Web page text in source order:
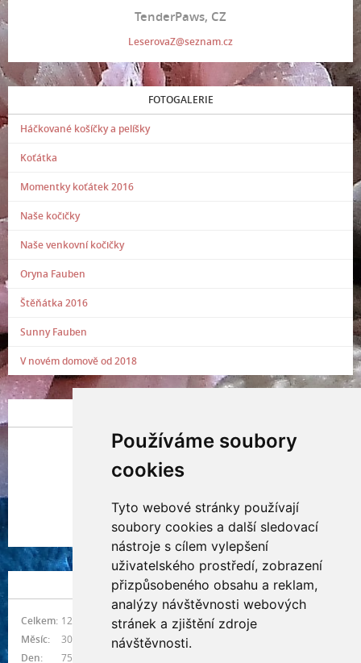
Používáme soubory
cookies
Tyto webové stránky používají
soubory cookies a další sledovací
nástroje s cílem vylepšení
uživatelského prostředí, zobrazení
přizpůsobeného obsahu a reklam,
analýzy návštěvnosti webových
stránek a zjištění zdroje
návštěvnosti.
TenderPaws, CZ
LeserovaZ@seznam.cz
FOTOGALERIE
Háčkované košíčky a pelíšky
Koťátka
Momentky koťátek 2016
Naše kočičky
Naše venkovní kočičky
Oryna Fauben
Štěňátka 2016
Sunny Fauben
V novém domově od 2018
Indianna Ryve
Nostra, CZ
NÁVŠTĚVNOST
Celkem: 1218195
Měsíc:
30210
Den:
756